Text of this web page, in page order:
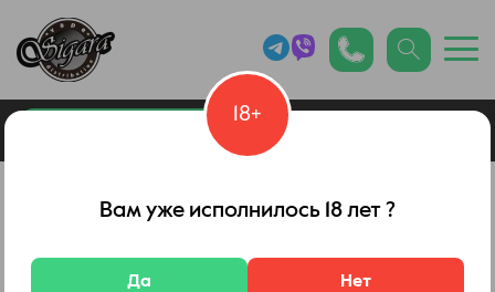
Каталог товаров
Распродажа. Акции!
18+
Вам уже исполнилось 18 лет ?
Да Нет